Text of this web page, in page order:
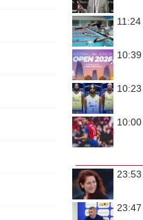
11:24
10:39
10:23
10:00
23:53
23:47